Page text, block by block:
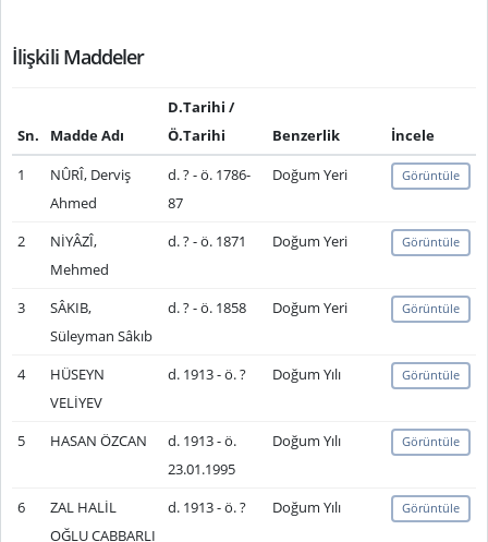
İlişkili Maddeler
Sn. Madde Adı
D.Tarihi /
Ö.Tarihi
Benzerlik
İncele
1
NÛRÎ, Derviş
Ahmed
d. ? - ö. 1786-
87
Doğum Yeri Görüntüle
2
NİYÂZÎ,
Mehmed
d. ? - ö. 1871 Doğum Yeri Görüntüle
3
SÂKIB,
Süleyman Sâkıb
d. ? - ö. 1858 Doğum Yeri Görüntüle
4
HÜSEYN
VELİYEV
d. 1913 - ö. ? Doğum Yılı Görüntüle
5 HASAN ÖZCAN
d. 1913 - ö.
23.01.1995
Doğum Yılı Görüntüle
6
ZAL HALİL
OĞLU CABBARLI
d. 1913 - ö. ? Doğum Yılı Görüntüle